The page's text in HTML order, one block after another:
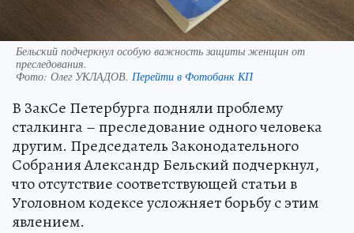
Бельский подчеркнул особую важность защиты женщин от
преследования.
Фото: Олег УКЛАДОВ. Перейти в Фотобанк КП
В ЗакСе Петербурга подняли проблему
сталкинга – преследование одного человека
другим. Председатель Законодательного
Собрания Александр Бельский подчеркнул,
что отсутствие соответствующей статьи в
Уголовном кодексе усложняет борьбу с этим
явлением.